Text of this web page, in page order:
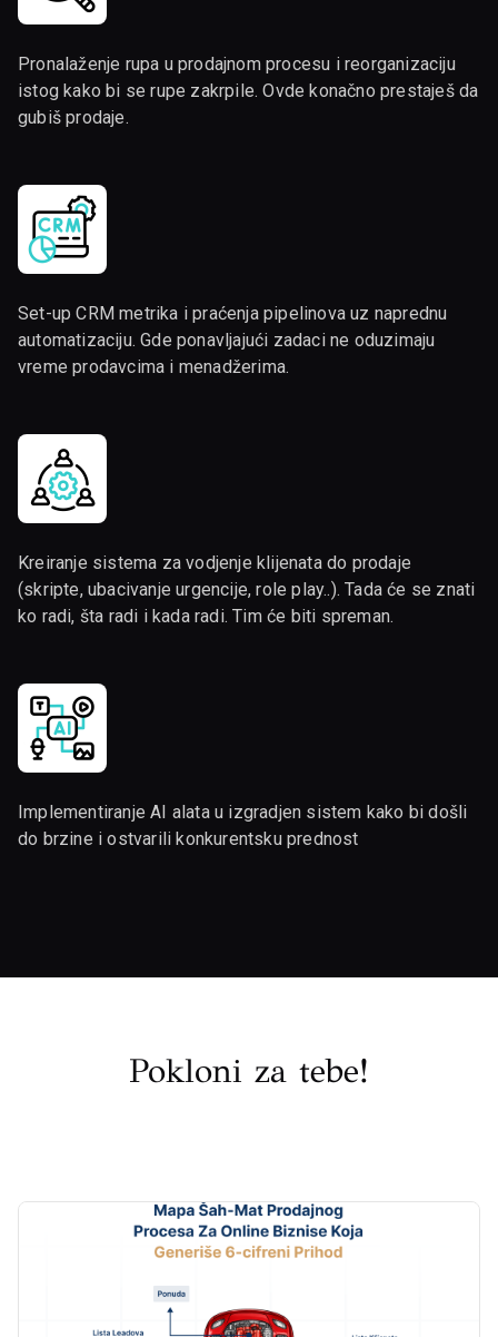
Pronalaženje rupa u prodajnom procesu i reorganizaciju
istog kako bi se rupe zakrpile. Ovde konačno prestaješ da
gubiš prodaje.
Set-up CRM metrika i praćenja pipelinova uz naprednu
automatizaciju. Gde ponavljajući zadaci ne oduzimaju
vreme prodavcima i menadžerima.
Kreiranje sistema za vodjenje klijenata do prodaje
(skripte, ubacivanje urgencije, role play..). Tada će se znati
ko radi, šta radi i kada radi. Tim će biti spreman.
Implementiranje AI alata u izgradjen sistem kako bi došli
do brzine i ostvarili konkurentsku prednost
Pokloni za tebe!